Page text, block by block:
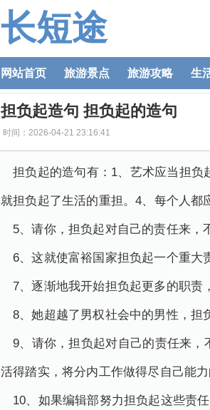
长短途
网站首页 旅游景点 旅游攻略 生
担负起造句 担负起的造句
时间：2026-04-21 23:16:41
担负起的造句有：1、艺术应当担
就担负起了生活的重担。4、每个人都
5、请你，担负起对自己的责任来，
6、这就使富裕国家担负起一个重大
7、逐渐地我开始担负起更多的职责
8、她超越了男权社会中的男性，担
9、请你，担负起对自己的责任来，
活得踏实，将分内工作做得尽自己能
10、如果编辑部努力担负起这些责